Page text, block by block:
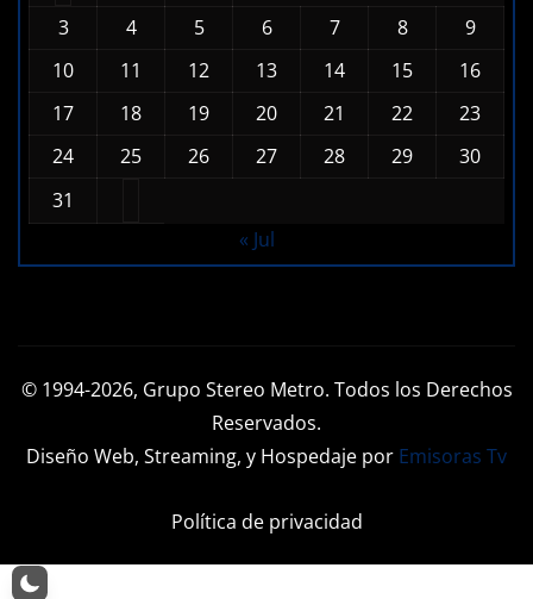
3
4 5 6 7 8
9
10
11 12 13 14 15
16
17
18 19 20 21 22
23
24
25 26 27 28 29
30
31
« Jul
© 1994-2026, Grupo Stereo Metro. Todos los Derechos
Reservados.
Diseño Web, Streaming, y Hospedaje por Emisoras Tv
Política de privacidad